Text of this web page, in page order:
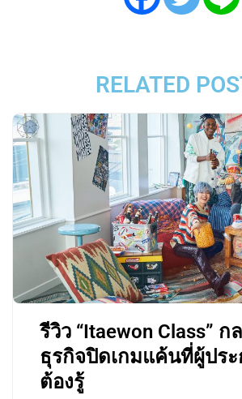
RELATED
รีวิว “Itaewon Class” ก
ธุรกิจปิดเกมแค้นที่ผู้ปร
ต้องรู้